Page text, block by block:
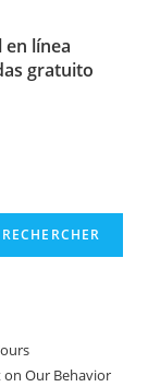
línea
gratuito
RECHERCHER
on Our Behavior